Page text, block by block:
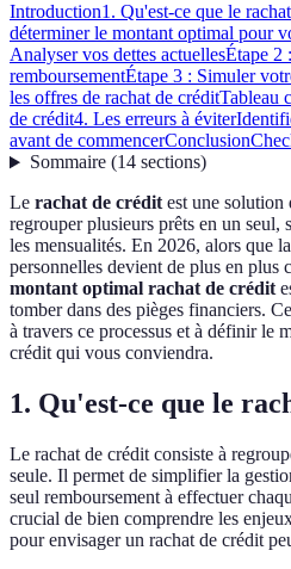
Introduction1. Qu'est-ce que le
déterminer le montant optimal pour
Analyser vos dettes actuellesÉtape 2
remboursementÉtape 3 : Simuler
les offres de rachat de créditTableau
de crédit4. Les erreurs à éviter
avant de commencerConclusion
Sommaire(14 sections)
Le rachat de créditest une solution
regrouper plusieurs prêts en un seul,
les mensualités. En 2026, alors que
personnelles devient de plus en plus
montant optimal rachat de crédit
tomber dans des pièges financiers.
à travers ce processus et à définir le
crédit qui vous conviendra.
1. Qu'est-ce que le
Le rachat de crédit consiste à
seule. Il permet de simplifier la
seul remboursement à effectuer
crucial de bien comprendre les
pour envisager un rachat de crédit